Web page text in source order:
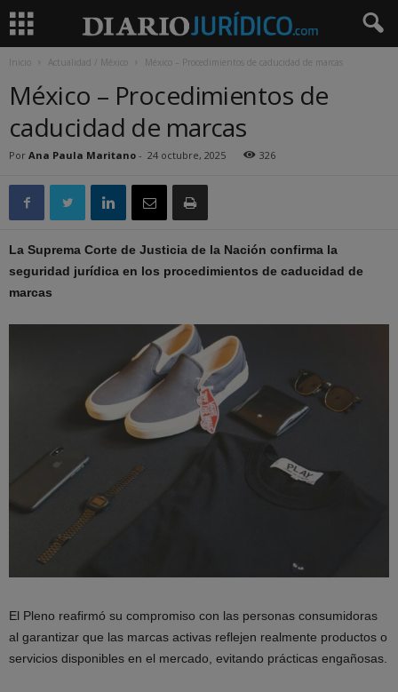
Inicio Actualidad / México México – Procedimientos de caducidad de marcas
México – Procedimientos de
caducidad de marcas
Por Ana Paula Maritano - 24 octubre, 2025 326
La Suprema Corte de Justicia de la Nación confirma la
seguridad jurídica en los procedimientos de caducidad de
marcas
El Pleno reafirmó su compromiso con las personas consumidoras
al garantizar que las marcas activas reflejen realmente productos o
servicios disponibles en el mercado, evitando prácticas engañosas.